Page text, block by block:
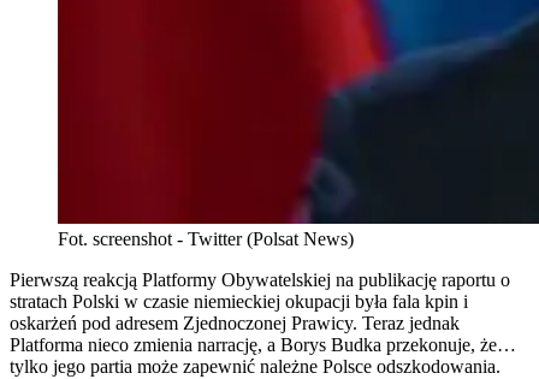
Fot. screenshot - Twitter (Polsat News)
Pierwszą reakcją Platformy Obywatelskiej na publikację raportu o
stratach Polski w czasie niemieckiej okupacji była fala kpin i
oskarżeń pod adresem Zjednoczonej Prawicy. Teraz jednak
Platforma nieco zmienia narrację, a Borys Budka przekonuje, że…
tylko jego partia może zapewnić należne Polsce odszkodowania.